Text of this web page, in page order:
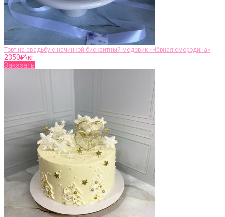
Торт на свадьбу с начинкой бисквитный медовик «Чёрная смородина»
2350₽\кг
Заказать